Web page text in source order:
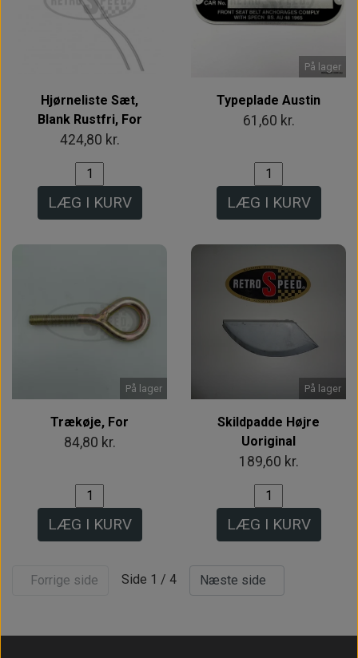
Hjørneliste Sæt,
Blank Rustfri, For
424,80 kr.
LÆG I KURV
På lager
Typeplade Austin
61,60 kr.
LÆG I KURV
På lager
Trækøje, For
84,80 kr.
LÆG I KURV
På lager
Skildpadde Højre
Uoriginal
189,60 kr.
LÆG I KURV
Forrige side Side 1 / 4 Næste side